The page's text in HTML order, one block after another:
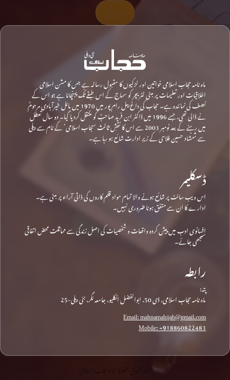
ماہ نامہ حجاب اسلامی خواتین اور لڑکیوں کا مقبول رسالہ ہے جس کا مشن اسلامی
اخلاقیات اور تعلیمات پر مبنی لٹریچر کو سماج کے اس طبقے تک پہنچانا ہے جو اس کے
نصف کی نمائندہ ہے۔ حجاب کی داغ بیل رام پور میں 1970 میں مائل خیرآبادی مرحومؒ
نے ڈالی تھی، جسے 1996 میں ڈاکٹر ابن فرید صاحبؒ کو منتقل کردیا گیا۔ دو سال تعطل
میں رہنے کے بعد نومبر 2003 سے اس کا نقشِ ثالث ‘حجاب اسلامی’ کے نام سے دہلی
سے شمشاد حسین فلاحی کے زیرِ ادارت شائع ہو رہا ہے۔
ڈسکلیمر
اس ویب سائٹ پر شائع ہونے والا تمام مواد قلم کاروں کی ذاتی آراء پر مبنی ہے۔
ادارے کا ان سے متفق ہونا ضروری نہیں۔
افسانوی ادب میں پیش کردہ واقعات و شخصیات کی اصل زندگی سے مماثلت محض اتفاقی
سمجھی جائے۔
رابطہ
پتہ:
ماہ نامہ حجاب اسلامی، ڈی 50، ابوالفضل انکلیو، جامعہ نگر، نئی دہلی-25
Email: mahnamahijab@gmail.com
Mobile: +918860822483